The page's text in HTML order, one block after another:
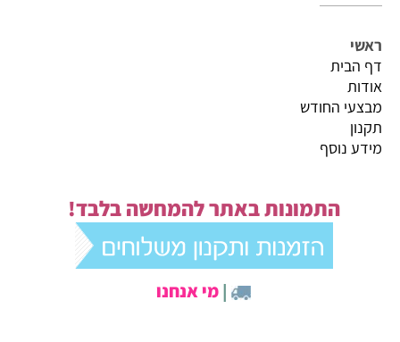
ראשי
דף הבית
אודות
מבצעי החודש
תקנון
מידע נוסף
התמונות באתר להמחשה בלבד!
|מי אנחנו